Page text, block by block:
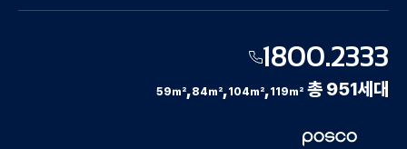
1800.2333
59㎡,84㎡,104㎡,119㎡ 총 951세대